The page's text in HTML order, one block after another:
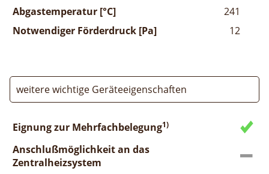
Abgastemperatur [°C]
241
Notwendiger Förderdruck [Pa]
12
weitere wichtige Geräteeigenschaften
Eignung zur Mehrfachbelegung1)
Anschlußmöglichkeit an das
Zentralheizsystem